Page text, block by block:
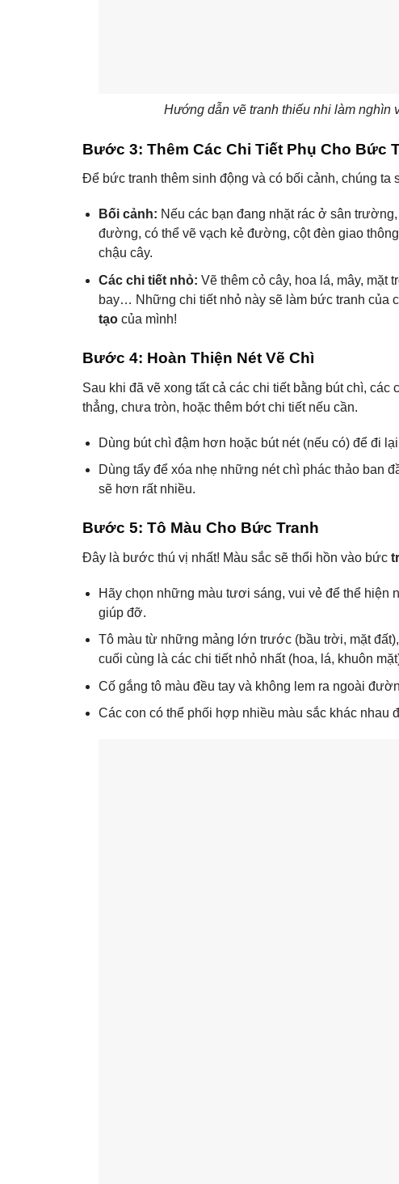
Hướng dẫn vẽ tranh thiếu nhi làm nghìn
Bước 3: Thêm Các Chi Tiết Phụ Cho Bức
Để bức tranh thêm sinh động và có bối cảnh, chúng ta
Bối cảnh: Nếu các bạn đang nhặt rác ở sân
đường, có thể vẽ vạch kẻ đường, cột đèn giao
chậu cây.
Các chi tiết nhỏ: Vẽ thêm cỏ cây, hoa lá, mây, mặt
bay… Những chi tiết nhỏ này sẽ làm bức tranh của
tạo của mình!
Bước 4: Hoàn Thiện Nét Vẽ Chì
Sau khi đã vẽ xong tất cả các chi tiết bằng bút chì,
thẳng, chưa tròn, hoặc thêm bớt chi tiết nếu cần.
Dùng bút chì đậm hơn hoặc bút nét (nếu có) để đi
Dùng tẩy để xóa nhẹ những nét chì phác thảo ban
sẽ hơn rất nhiều.
Bước 5: Tô Màu Cho Bức Tranh
Đây là bước thú vị nhất! Màu sắc sẽ thổi hồn vào bức
Hãy chọn những màu tươi sáng, vui vẻ để thể
giúp đỡ.
Tô màu từ những mảng lớn trước (bầu trời, mặt
cuối cùng là các chi tiết nhỏ nhất (hoa, lá, khuôn
Cố gắng tô màu đều tay và không lem ra ngoài
Các con có thể phối hợp nhiều màu sắc khác nhau